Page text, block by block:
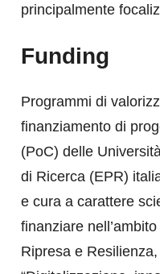
principalmente
Funding
Programmi di
finanziamento di
(PoC) delle
di Ricerca (EPR)
e cura a carattere
finanziare
Ripresa e